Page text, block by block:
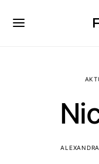
ALEXANDRA